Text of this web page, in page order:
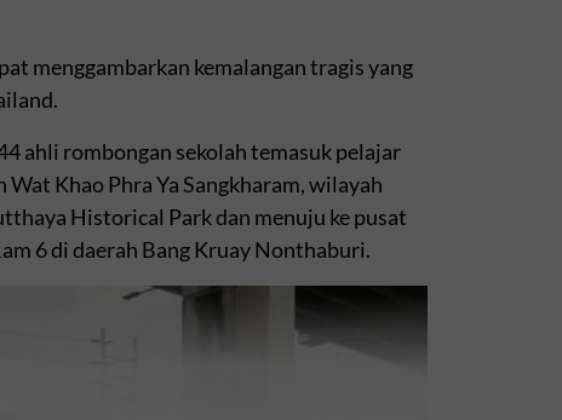
menggambarkan kemalangan tragis yang
ahli rombongan sekolah temasuk pelajar
Khao Phra Ya Sangkharam, wilayah
Historical Park dan menuju ke pusat
6 di daerah Bang Kruay Nonthaburi.